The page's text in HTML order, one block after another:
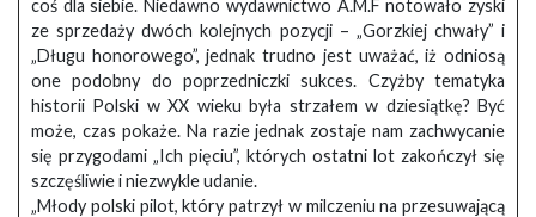
coś dla siebie. Niedawno wydawnictwo A.M.F notowało zyski
ze sprzedaży dwóch kolejnych pozycji – „Gorzkiej chwały” i
„Długu honorowego”, jednak trudno jest uważać, iż odniosą
one podobny do poprzedniczki sukces. Czyżby tematyka
historii Polski w XX wieku była strzałem w dziesiątkę? Być
może, czas pokaże. Na razie jednak zostaje nam zachwycanie
się przygodami „Ich pięciu”, których ostatni lot zakończył się
szczęśliwie i niezwykle udanie.
„Młody polski pilot, który patrzył w milczeniu na przesuwającą